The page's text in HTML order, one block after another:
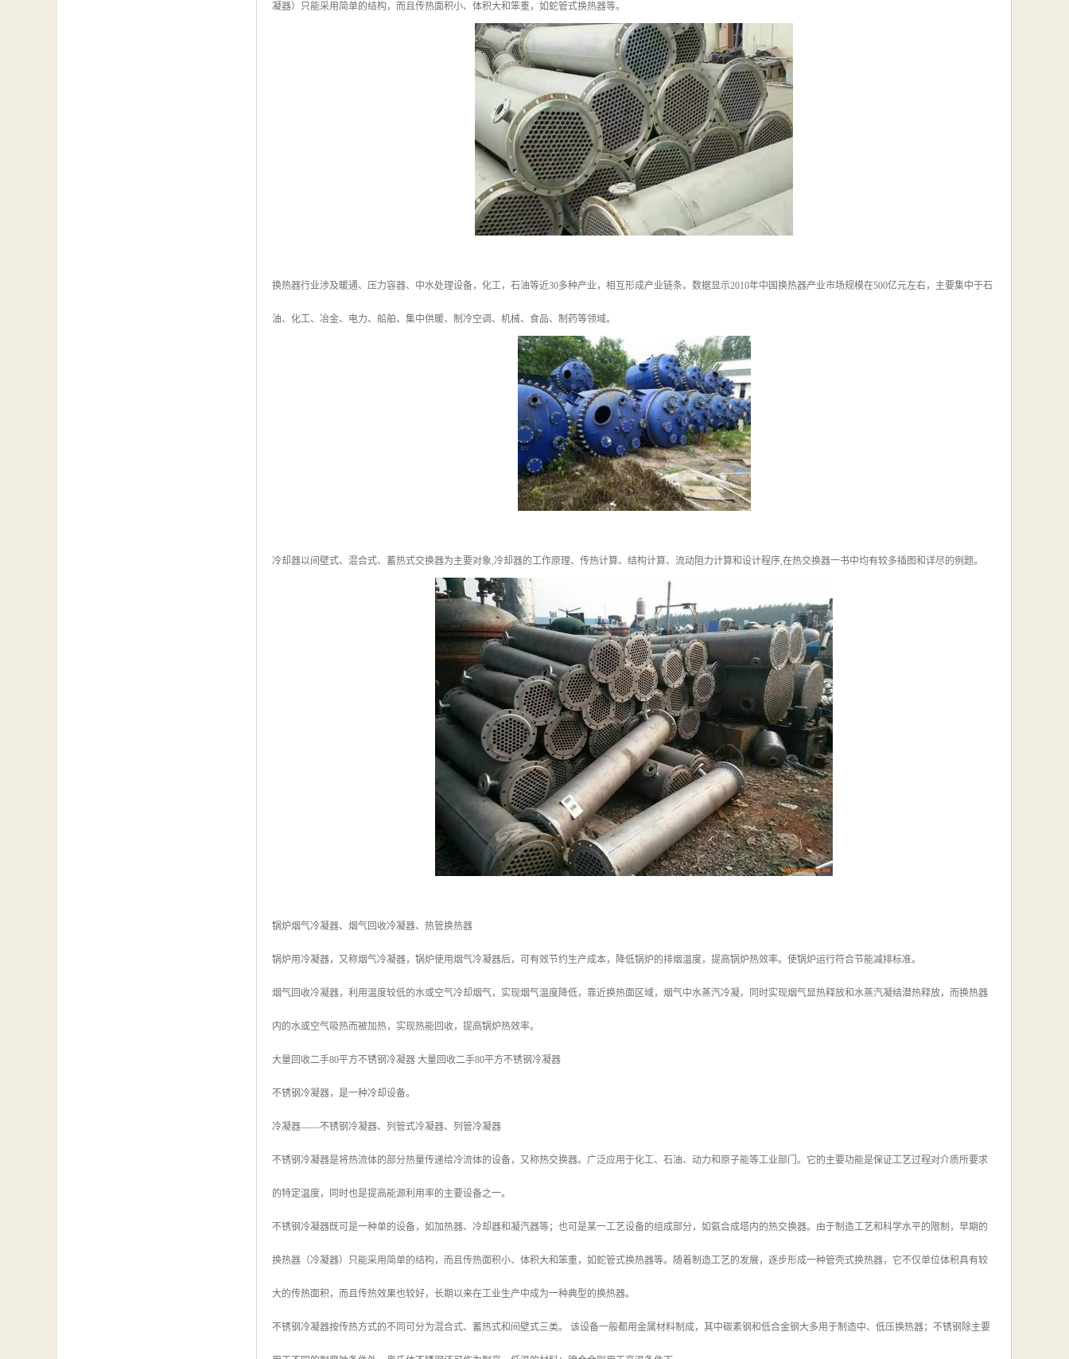
凝器）只能采用简单的结构，而且传热面积小、体积大和笨重，如蛇管式换热器等。
换热器行业涉及暖通、压力容器、中水处理设备，化工，石油等近30多种产业，相互形成产业链条。数据显示2010年中国换热器产业市场规模在500亿元左右，主要集中于石
油、化工、冶金、电力、船舶、集中供暖、制冷空调、机械、食品、制药等领域。
冷却器以间壁式、混合式、蓄热式交换器为主要对象,冷却器的工作原理、传热计算、结构计算、流动阻力计算和设计程序,在热交换器一书中均有较多插图和详尽的例题。
锅炉烟气冷凝器、烟气回收冷凝器、热管换热器
锅炉用冷凝器，又称烟气冷凝器，锅炉使用烟气冷凝器后，可有效节约生产成本，降低锅炉的排烟温度，提高锅炉热效率。使锅炉运行符合节能减排标准。
烟气回收冷凝器，利用温度较低的水或空气冷却烟气，实现烟气温度降低，靠近换热面区域，烟气中水蒸汽冷凝，同时实现烟气显热释放和水蒸汽凝结潜热释放，而换热器
内的水或空气吸热而被加热，实现热能回收，提高锅炉热效率。
大量回收二手80平方不锈钢冷凝器 大量回收二手80平方不锈钢冷凝器
不锈钢冷凝器，是一种冷却设备。
冷凝器——不锈钢冷凝器、列管式冷凝器、列管冷凝器
不锈钢冷凝器是将热流体的部分热量传递给冷流体的设备，又称热交换器。广泛应用于化工、石油、动力和原子能等工业部门。它的主要功能是保证工艺过程对介质所要求
的特定温度，同时也是提高能源利用率的主要设备之一。
不锈钢冷凝器既可是一种单的设备，如加热器、冷却器和凝汽器等；也可是某一工艺设备的组成部分，如氨合成塔内的热交换器。由于制造工艺和科学水平的限制，早期的
换热器（冷凝器）只能采用简单的结构，而且传热面积小、体积大和笨重，如蛇管式换热器等。随着制造工艺的发展，逐步形成一种管壳式换热器，它不仅单位体积具有较
大的传热面积，而且传热效果也较好，长期以来在工业生产中成为一种典型的换热器。
不锈钢冷凝器按传热方式的不同可分为混合式、蓄热式和间壁式三类。 该设备一般都用金属材料制成，其中碳素钢和低合金钢大多用于制造中、低压换热器；不锈钢除主要